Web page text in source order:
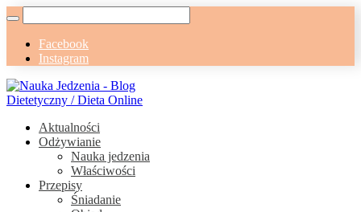
Facebook
Instagram
Aktualności
Odżywianie
Nauka jedzenia
Właściwości
Przepisy
Śniadanie